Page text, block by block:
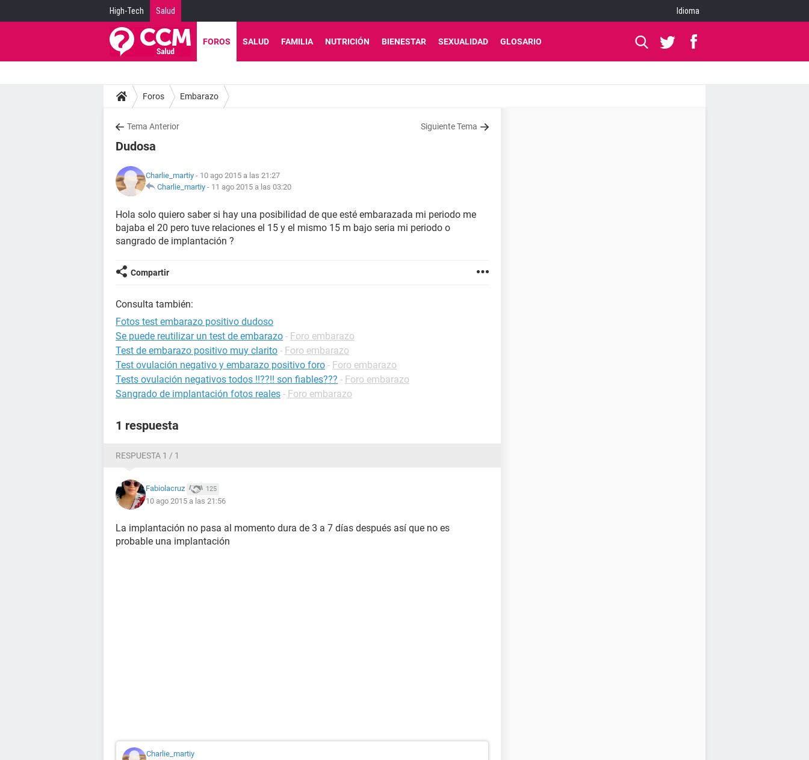
High-Tech Salud Idioma
FOROS SALUD FAMILIA NUTRICIÓN BIENESTAR SEXUALIDAD GLOSARIO
Foros Embarazo
Tema Anterior Siguiente Tema
Dudosa
Charlie_martiy - 10 ago 2015 a las 21:27
Charlie_martiy - 11 ago 2015 a las 03:20
Hola solo quiero saber si hay una posibilidad de que esté embarazada mi periodo me
bajaba el 20 pero tuve relaciones el 15 y el mismo 15 m bajo seria mi periodo o
sangrado de implantación ?
Compartir
Consulta también:
Fotos test embarazo positivo dudoso
Se puede reutilizar un test de embarazo - Foro embarazo
Test de embarazo positivo muy clarito - Foro embarazo
Test ovulación negativo y embarazo positivo foro - Foro embarazo
Tests ovulación negativos todos !!??!! son fiables??? - Foro embarazo
Sangrado de implantación fotos reales - Foro embarazo
1 respuesta
RESPUESTA 1 / 1
Fabiolacruz 125
10 ago 2015 a las 21:56
La implantación no pasa al momento dura de 3 a 7 días después así que no es
probable una implantación
Charlie_martiy